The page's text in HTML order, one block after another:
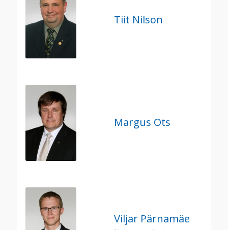
Tiit Nilson
Margus Ots
Viljar Pärnamäe